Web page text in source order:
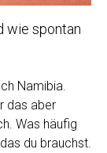
wie spontan
Namibia.
das aber
Was häufig
du brauchst.